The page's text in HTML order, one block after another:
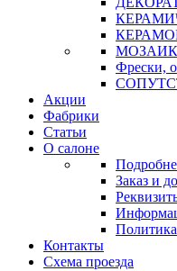
Фрески,
Акции
Фабрики
Статьи
О салоне
Заказ и
Контакты
Схема проезда